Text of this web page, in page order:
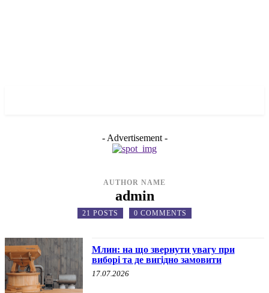
- Advertisement -
AUTHOR NAME
admin
21 POSTS 0 COMMENTS
Млин: на що звернути увагу при
виборі та де вигідно замовити
17.07.2026